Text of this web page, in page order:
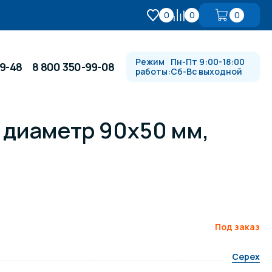
0 0 0
Противотоки и гидромассажи
48 8 800 350-99-08
Режим
работы:
Пн-Пт 9:00-18:00
Сб-Вс выходной
90x50 мм,
Под заказ
Cepex